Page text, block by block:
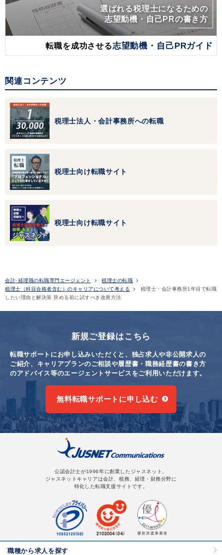
選ばれる税理士になるための
志望動機・自己PRの書き方
転職を成功させる志望動機・自己PRガイド
関連コンテンツ
税理士法人・会計事務所への転職
税理士向け転職サイト
税理士向け転職サイト
会計･経理職の転職専門エージェント
税理士の転職
税理士（科目合格者含む）のキャリアについて考える
税理士・会計事務所1年目で転職
したい理由と解決策 辞める前に試すべき改善方法
新規ご登録はこちら
転職サポートにお申し込みいただくと、独占求人や非公開求人の
ご紹介、キャリアプランのご相談や履歴書・職務経歴書の書き方
のアドバイス等のエージェントサービスをご利用いただけます。
無料転職サポートに申し込む
公認会計士が1996年に創業したジャスネット。
ジャスネットキャリアは会計、税務、経理・財務分野に
特化した転職支援サイトです。
職種から求人を探す